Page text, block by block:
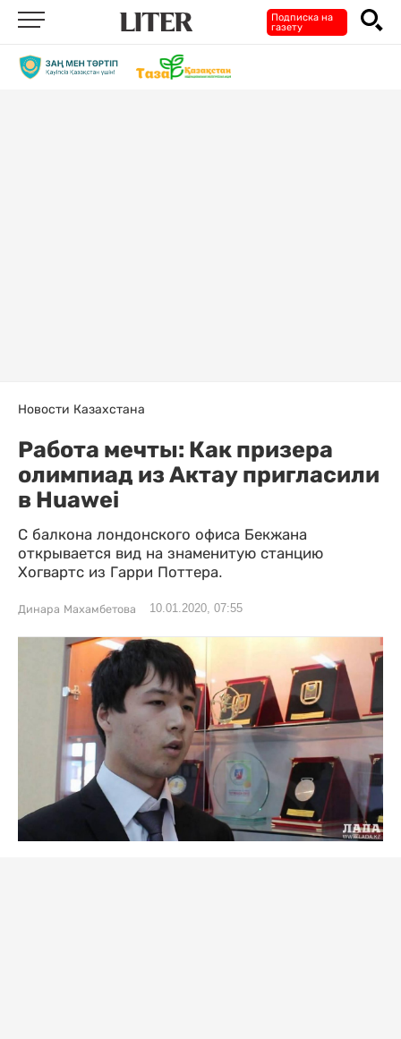
Подписка на
газету
Новости Казахстана
Работа мечты: Как призера
олимпиад из Актау пригласили
в Huawei
С балкона лондонского офиса Бекжана
открывается вид на знаменитую станцию
Хогвартс из Гарри Поттера.
Динара Махамбетова 10.01.2020, 07:55